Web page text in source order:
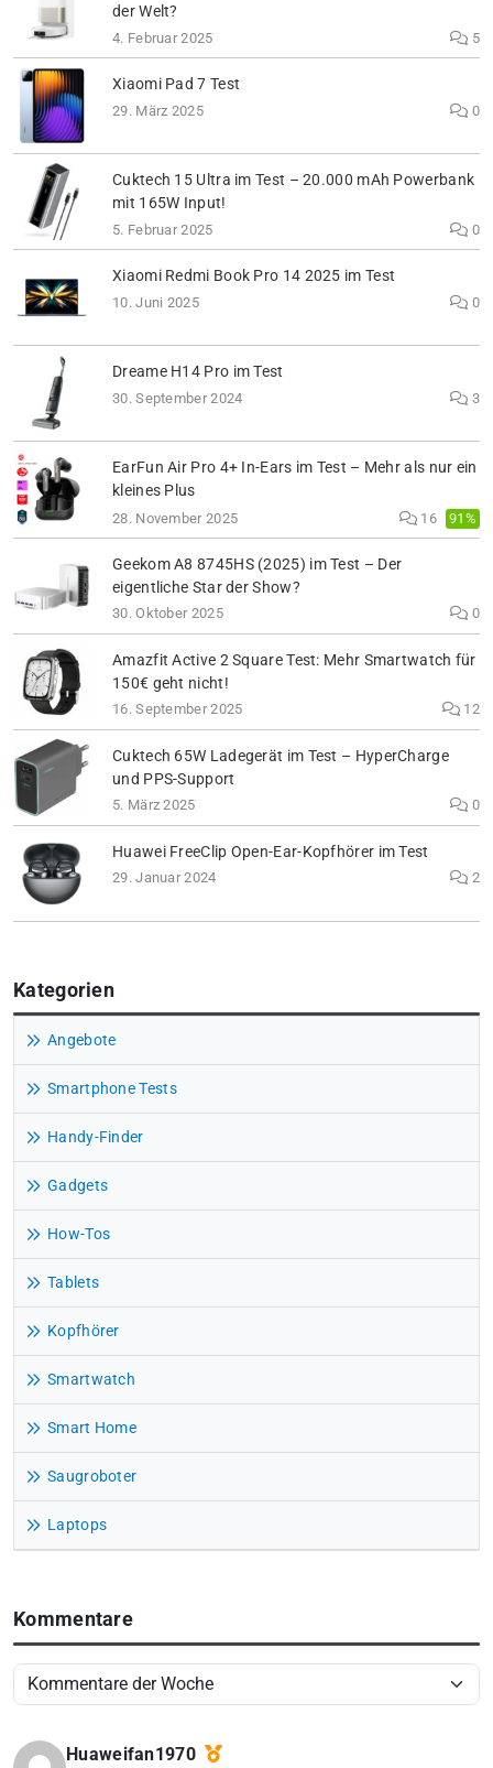
der Welt?
4. Februar 2025 5
Xiaomi Pad 7 Test
29. März 2025 0
Cuktech 15 Ultra im Test – 20.000 mAh Powerbank
mit 165W Input!
5. Februar 2025 0
Xiaomi Redmi Book Pro 14 2025 im Test
10. Juni 2025 0
Dreame H14 Pro im Test
30. September 2024 3
EarFun Air Pro 4+ In-Ears im Test – Mehr als nur ein
kleines Plus
28. November 2025 16 91%
Geekom A8 8745HS (2025) im Test – Der
eigentliche Star der Show?
30. Oktober 2025 0
Amazfit Active 2 Square Test: Mehr Smartwatch für
150€ geht nicht!
16. September 2025 12
Cuktech 65W Ladegerät im Test – HyperCharge
und PPS-Support
5. März 2025 0
Huawei FreeClip Open-Ear-Kopfhörer im Test
29. Januar 2024 2
Kategorien
Angebote
Smartphone Tests
Handy-Finder
Gadgets
How-Tos
Tablets
Kopfhörer
Smartwatch
Smart Home
Saugroboter
Laptops
Kommentare
Huaweifan1970